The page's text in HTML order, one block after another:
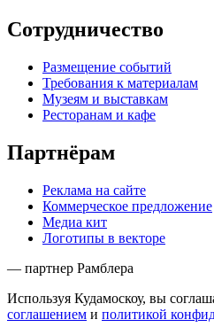
Сотрудничество
Размещение событий
Требования к материалам
Музеям и выставкам
Ресторанам и кафе
Партнёрам
Реклама на сайте
Коммерческое предложение
Медиа кит
Логотипы в векторе
— партнер Рамблера
Используя Кудамоскоу, вы
соглашением и политикой